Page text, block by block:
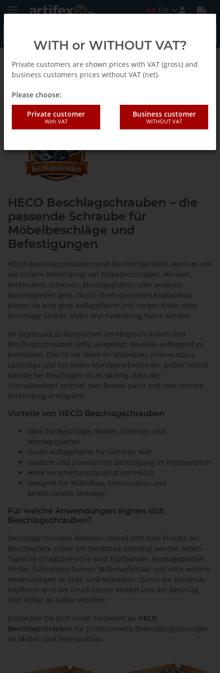
EN
HECO-Screws for wood connections
Heco Beschlagschrauben
HECO Beschlagschrauben – die
passende Schraube für
Möbelbeschläge und
Befestigungen
HECO Beschlagschrauben sind die richtige Wahl, wenn es um
die sichere Befestigung von Möbelbeschlägen, Winkeln,
Verbindern, Schienen, Montageplatten oder anderen
Beschlagteilen geht. Durch ihren speziellen Kopfaufbau
bieten sie eine gute Auflagefläche und sorgen dafür, dass
Beschläge sauber, stabil und zuverlässig fixiert werden.
Im Gegensatz zu klassischen Senkkopfschrauben sind
Beschlagschrauben dafür ausgelegt, Bauteile aufliegend zu
befestigen. Das ist vor allem im Möbelbau, Innenausbau,
Ladenbau und bei vielen Montagearbeiten ein großer Vorteil.
Gerade bei Beschlägen ist es wichtig, dass der
Schraubenkopf optimal zum Bauteil passt und eine sichere
Verbindung ermöglicht.
Vorteile von HECO Beschlagschrauben
Ideal für Beschläge, Winkel, Schienen und
Montageplatten
Große Auflagefläche für sicheren Halt
Saubere und zuverlässige Befestigung im Holzwerkstoff
Hohe Verarbeitungsqualität von HECO
Geeignet für Möbelbau, Innenausbau und
professionelle Montage
Für welche Anwendungen eignen sich
Beschlagschrauben?
Beschlagschrauben kommen überall dort zum Einsatz, wo
Beschlagteile sicher am Werkstück befestigt werden sollen.
Typische Einsatzbereiche sind Topfbänder, Montageplatten,
Winkel, Führungsschienen, Möbelverbinder und viele weitere
Anwendungen im Holz- und Möbelbau. Durch die passende
Kopfform wird der Druck besser verteilt und der Beschlag
sitzt sicher an seiner Position.
Entdecken Sie jetzt unser Sortiment an HECO
Beschlagschrauben für professionelle Befestigungslösungen
im Möbel- und Innenausbau.
WITH or WITHOUT VAT?
Private customers are shown prices with VAT (gross) and
business customers prices without VAT (net).
Please choose:
Private customer
With VAT
Business customer
WITHOUT VAT